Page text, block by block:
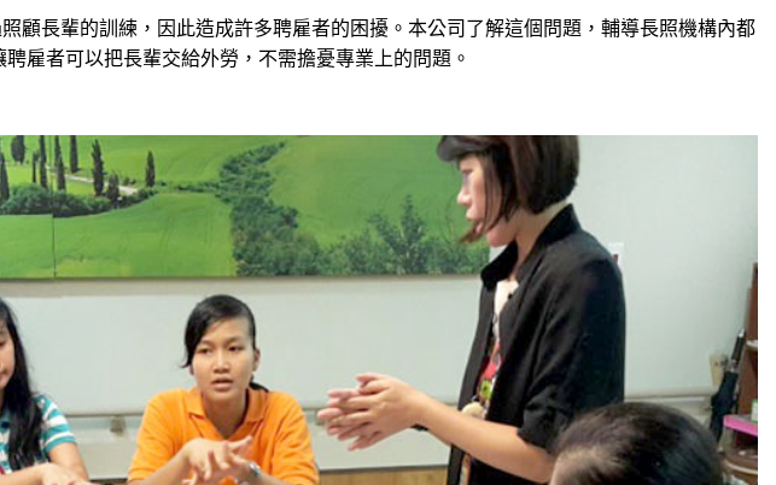
顧長輩的訓練，因此造成許多聘雇者的困擾。本公司了解這個問題，輔導長照機構內都
雇者可以把長輩交給外勞，不需擔憂專業上的問題。